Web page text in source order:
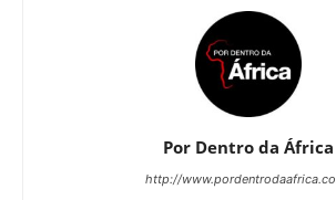
Por Dentro da África
http://